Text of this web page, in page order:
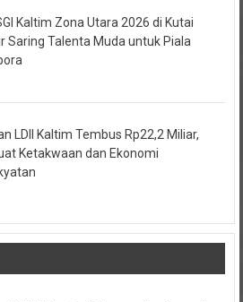
Saring Talenta Muda untuk Piala
Ketakwaan dan Ekonomi